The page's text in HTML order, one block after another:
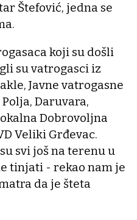
Štefović, jedna se
koji su došli
su vatrogasci iz
Javne vatrogasne
Daruvara,
Dobrovoljna
Veliki Grđevac.
svi još na terenu u
tinjati - rekao nam je
da je šteta